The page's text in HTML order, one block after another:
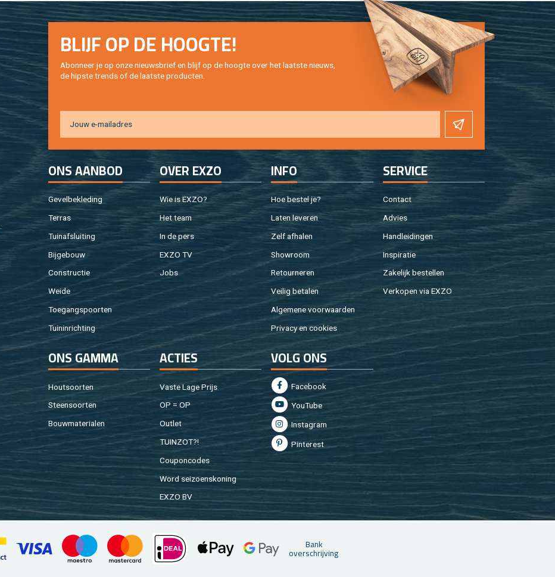
BLIJF OP DE HOOG­TE!
Abon­neer je op onze nieuws­brief en blijf op de hoog­te over het laat­ste nieuws,
de hip­s­te trends of de laat­ste pro­duc­ten.
ONS AAN­BOD
Ge­vel­be­kle­ding
Ter­ras
Tuin­af­slui­ting
Bij­ge­bouw
Con­struc­tie
Weide
Toe­gangs­poor­ten
Tuin­in­rich­ting
OVER EXZO
Wie is EXZO?
Het team
In de pers
EXZO TV
Jobs
INFO
Hoe be­stel je?
Laten le­ve­ren
Zelf af­ha­len
Show­room
Re­tour­ne­ren
Vei­lig be­ta­len
Al­ge­me­ne voor­waar­den
Pri­va­cy en coo­kies
SER­VI­CE
Con­tact
Ad­vies
Hand­lei­din­gen
In­spi­ra­tie
Za­ke­lijk be­stel­len
Ver­ko­pen via EXZO
ONS GAMMA
Hout­soor­ten
Steen­soor­ten
Bouw­ma­te­ri­a­len
AC­TIES
Vaste Lage Prijs
OP = OP
Out­let
TUIN­ZOT?!
Cou­pon­co­des
Word sei­zoens­ko­ning
EXZO BV
VOLG ONS
Fa­cebook
You­Tu­be
In­st­agram
Pin­te­rest
Bank
over­schrij­ving